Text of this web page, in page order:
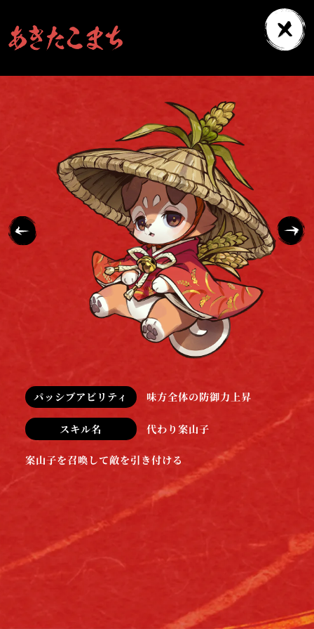
パッシブアビリティ 味方全体の防御力上昇
スキル名 代わり案山子
案山子を召喚して敵を引き付ける